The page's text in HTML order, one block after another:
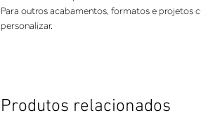
Para outros acabamentos, formatos e projetos
personalizar.
Produtos relacionados